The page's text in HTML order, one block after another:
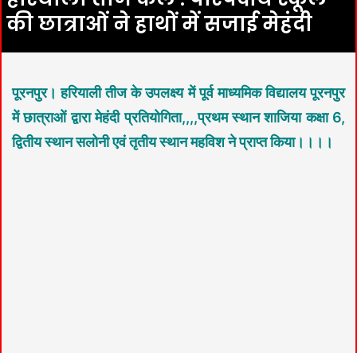
की छात्राओं ने हाथों में सजाई मेहंदी
पूरनपुर। हरियाली तीज के उपलक्ष्य में पूर्व माध्यमिक विद्यालय पूरनपुर
में छात्राओं द्वारा मेहंदी प्रतियोगिता,,,,प्रथम स्थान शाजिया कक्षा 6,
द्वितीय स्थान सलोनी एवं तृतीय स्थान महविश ने प्राप्त किया।।।।